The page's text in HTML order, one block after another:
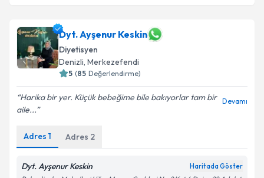
Dyt. Zübeyde Semiziçin randevu takvimi talebi
oluşturun. Size bu uzmandan randevu almanız için bir
takvim hazırlandığında e-posta ile bilgilendireceğiz.
E-posta Adresiniz
Kişisel verilerimin işlenmesine ilişkin
Metni'ni okudum ve kişisel verilerimin belirtilen
Dyt. Ayşenur Keskin
Diyetisyen
Denizli, Merkezefendi
5 (85 Değerlendirme)
Harika bir yer. Küçük bebeğime bile bakıyorlar tam bir
aile...
Devamı
Adres 1 Adres 2
Dyt. Ayşenur Keskin Haritada Göster